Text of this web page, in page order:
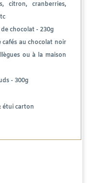
citron, cranberries,
chocolat - 230g
cafés au chocolat noir
ou à la maison
- 300g
étui carton